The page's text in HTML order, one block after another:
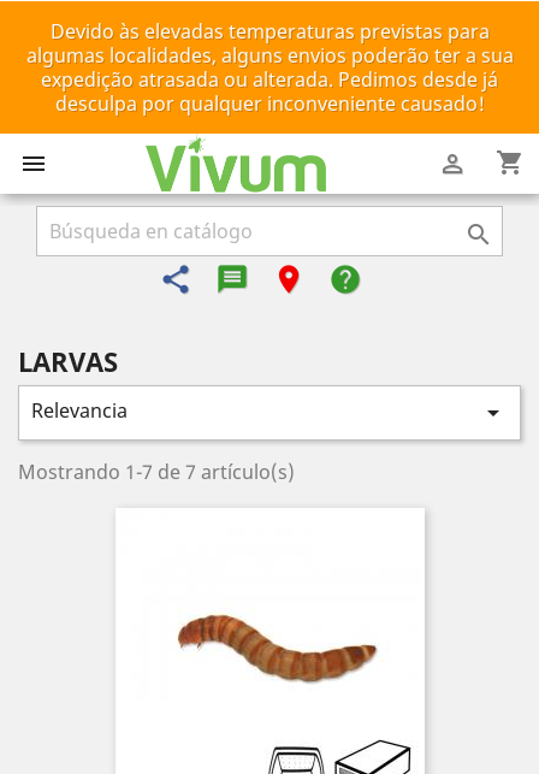
Devido às elevadas temperaturas previstas para
algumas localidades, alguns envios poderão ter a sua
expedição atrasada ou alterada. Pedimos desde já
desculpa por qualquer inconveniente causado!
 shopping_cart


share message-reply-text
room help
LARVAS
Relevancia 
Mostrando 1-7 de 7 artículo(s)